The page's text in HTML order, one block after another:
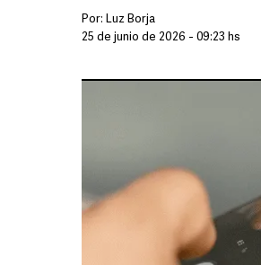
Por: Luz Borja
25 de junio de 2026 - 09:23 hs